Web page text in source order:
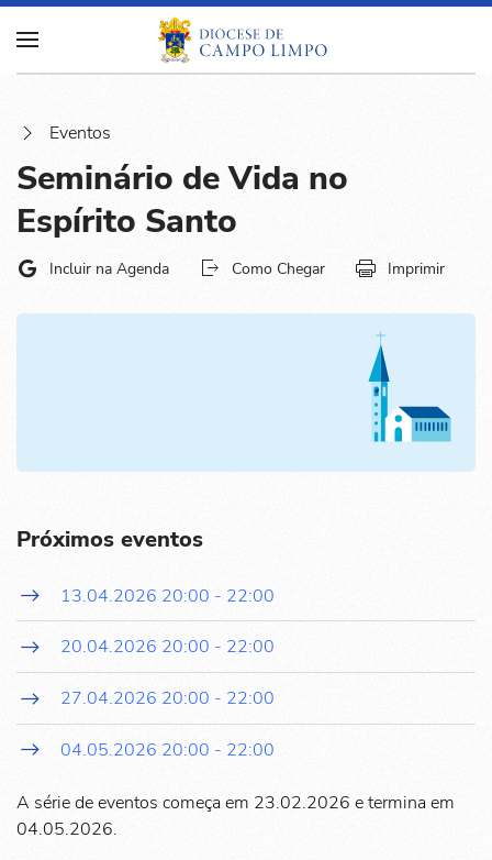
Eventos
Seminário de Vida no
Espírito Santo
Incluir na Agenda Como Chegar Imprimir
Próximos eventos
13.04.2026 20:00 - 22:00
20.04.2026 20:00 - 22:00
27.04.2026 20:00 - 22:00
04.05.2026 20:00 - 22:00
A série de eventos começa em 23.02.2026 e termina em
04.05.2026.